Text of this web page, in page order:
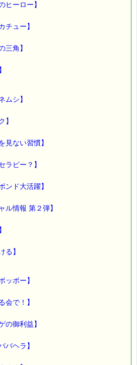
た。
は、
前で
ますので、
ありません。
にしました (^_^)v
応対には
には、これが役に立ちますよ！
ヒーロー】
チュー】
三角】
ムシ】
】
見ない習慣】
ラピー？】
ンド大活躍】
ル情報 第２弾】
る】
ッポー】
会で！】
の御利益】
バヘラ】